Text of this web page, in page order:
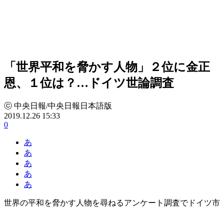
「世界平和を脅かす人物」２位に金正
恩、１位は？…ドイツ世論調査
ⓒ 中央日報/中央日報日本語版
2019.12.26 15:33
0
あ
あ
あ
あ
あ
世界の平和を脅かす人物を尋ねるアンケート調査でドイツ市